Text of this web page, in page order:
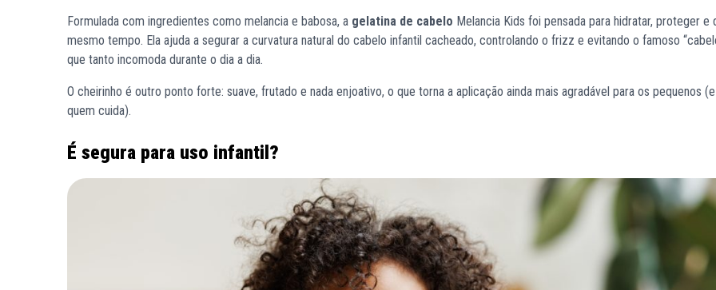
Formulada com ingredientes como melancia e babosa, a gelatina de cabelo Melancia Kids foi pensada para hidratar, proteger e
mesmo tempo. Ela ajuda a segurar a curvatura natural do cabelo infantil cacheado, controlando o frizz e evitando o famoso
que tanto incomoda durante o dia a dia.
O cheirinho é outro ponto forte: suave, frutado e nada enjoativo, o que torna a aplicação ainda mais agradável para os pequenos
quem cuida).
É segura para uso infantil?